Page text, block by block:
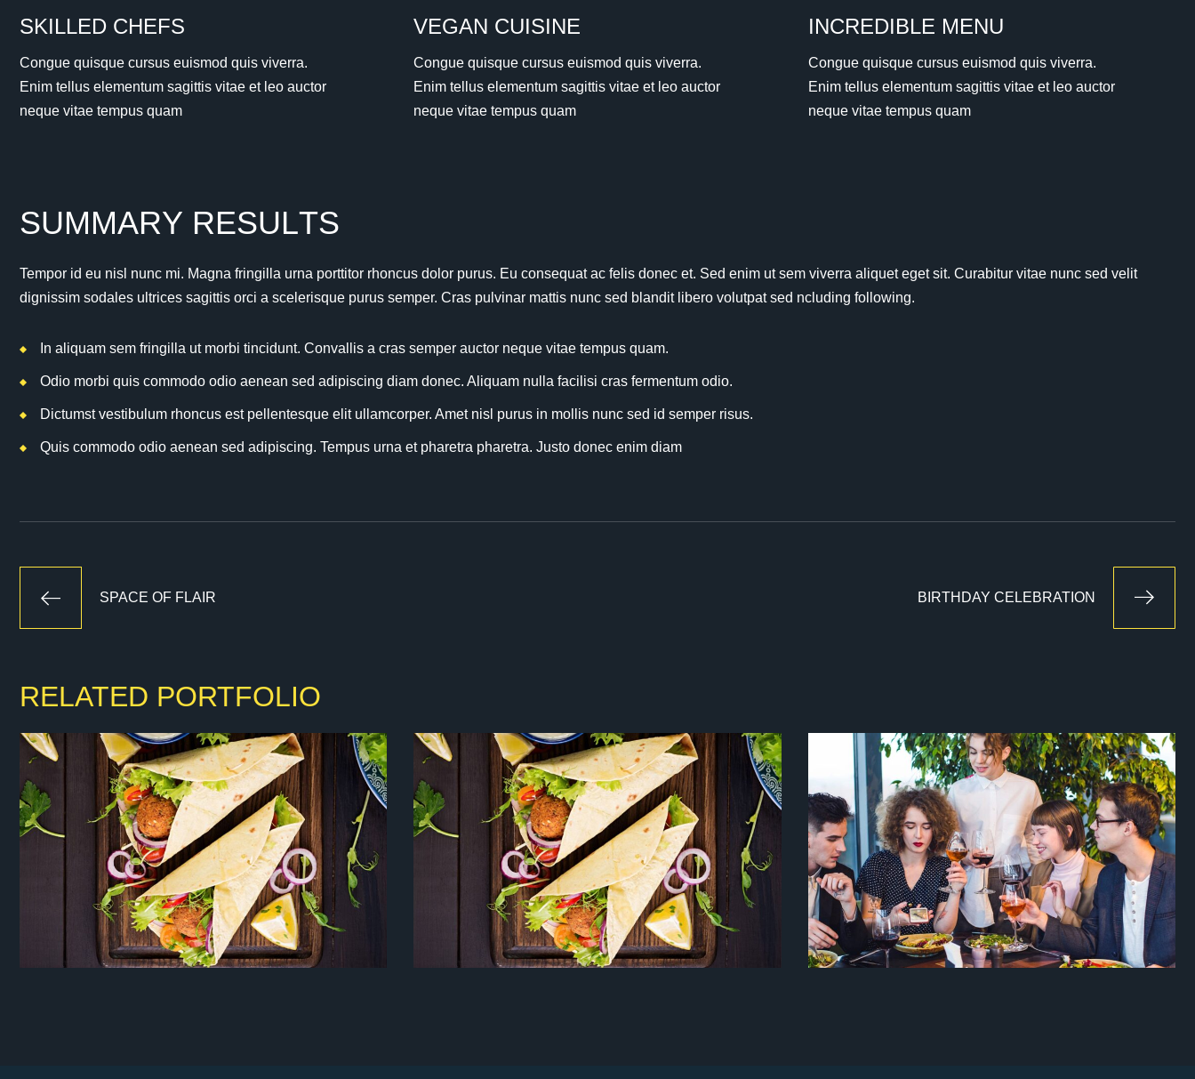
SKILLED CHEFS
Congue quisque cursus euismod quis viverra.
Enim tellus elementum sagittis vitae et leo auctor
neque vitae tempus quam
VEGAN CUISINE
Congue quisque cursus euismod quis viverra.
Enim tellus elementum sagittis vitae et leo auctor
neque vitae tempus quam
INCREDIBLE MENU
Congue quisque cursus euismod quis viverra.
Enim tellus elementum sagittis vitae et leo auctor
neque vitae tempus quam
SUMMARY RESULTS
Tempor id eu nisl nunc mi. Magna fringilla urna porttitor rhoncus dolor purus. Eu consequat ac felis donec et. Sed enim ut sem viverra aliquet eget sit. Curabitur vitae nunc sed velit
dignissim sodales ultrices sagittis orci a scelerisque purus semper. Cras pulvinar mattis nunc sed blandit libero volutpat sed ncluding following.
In aliquam sem fringilla ut morbi tincidunt. Convallis a cras semper auctor neque vitae tempus quam.
Odio morbi quis commodo odio aenean sed adipiscing diam donec. Aliquam nulla facilisi cras fermentum odio.
Dictumst vestibulum rhoncus est pellentesque elit ullamcorper. Amet nisl purus in mollis nunc sed id semper risus.
Quis commodo odio aenean sed adipiscing. Tempus urna et pharetra pharetra. Justo donec enim diam
SPACE OF FLAIR BIRTHDAY CELEBRATION
RELATED PORTFOLIO